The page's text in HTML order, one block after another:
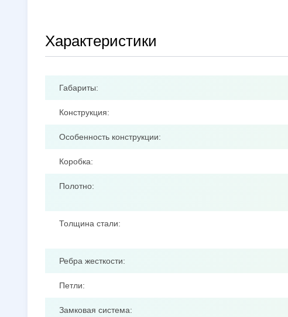
Характеристики
Габариты:
Конструкция:
Особенность конструкции:
Коробка:
Полотно:
Толщина стали:
Ребра жесткости:
Петли:
Замковая система: